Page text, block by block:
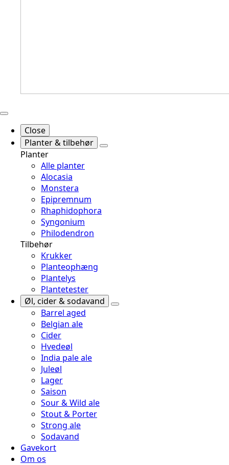
Close
Planter & tilbehør
Planter
Alle planter
Alocasia
Monstera
Epipremnum
Rhaphidophora
Syngonium
Philodendron
Tilbehør
Krukker
Planteophæng
Plantelys
Plantetester
Øl, cider & sodavand
Barrel aged
Belgian ale
Cider
Hvedeøl
India pale ale
Juleøl
Lager
Saison
Sour & Wild ale
Stout & Porter
Strong ale
Sodavand
Gavekort
Om os